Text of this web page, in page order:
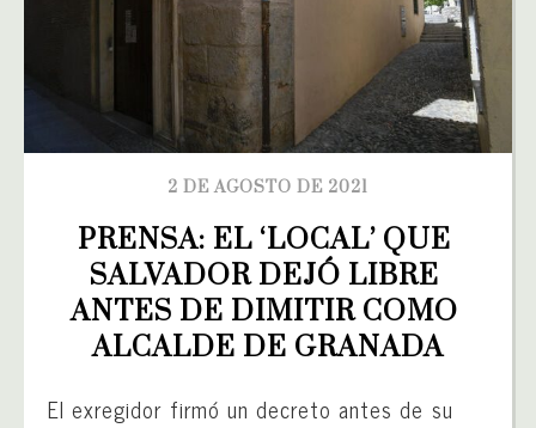
2 DE AGOSTO DE 2021
PRENSA: EL ‘LOCAL’ QUE
SALVADOR DEJÓ LIBRE
ANTES DE DIMITIR COMO
ALCALDE DE GRANADA
El exregidor firmó un decreto antes de su